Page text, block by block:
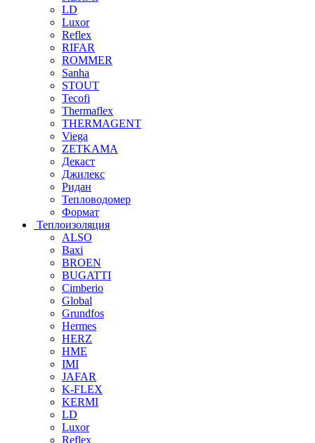
LD
Luxor
Reflex
RIFAR
ROMMER
Sanha
STOUT
Tecofi
Thermaflex
THERMAGENT
Viega
ZETKAMA
Декаст
Джилекс
Ридан
Тепловодомер
Формат
Теплоизоляция
ALSO
Baxi
BROEN
BUGATTI
Cimberio
Global
Grundfos
Hermes
HERZ
HME
IMI
JAFAR
K-FLEX
KERMI
LD
Luxor
Reflex